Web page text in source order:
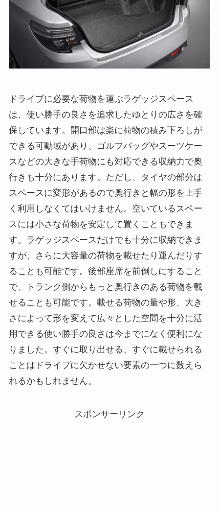
ドライブに必要な荷物を運ぶラゲッジスペース
は、使い勝手の良さを追求したゆとりの広さを確
保しています。開口部は楽に荷物の積み下ろしが
できる可動域があり、ゴルフバッグやスーツケー
スなどの大きな手荷物にも対応できる収納力で奥
行きも十分にあります。ただし、タイヤの部分は
スペースに変形があるので奥行きと幅の形を上手
く利用しなくてはいけません。空いているスペー
スには小さな荷物を安定して置くこともできま
す。ラゲッジスペースだけでも十分に収納できま
すが、さらに大容量の荷物を載せたり運んだりす
ることも可能です。後部座席を前倒しにすること
で、トランク側からもっと奥行きのある荷物を載
せることも可能です。載せる荷物の量や形、大き
さによって形を変えて広々とした空間を十分に活
用できる使い勝手の良さは今までになく便利にな
りました。すぐに取り出せる、すぐに載せられる
ことはドライブに欠かせない要素の一つに数えら
れるかもしれません。
スポンサーリンク